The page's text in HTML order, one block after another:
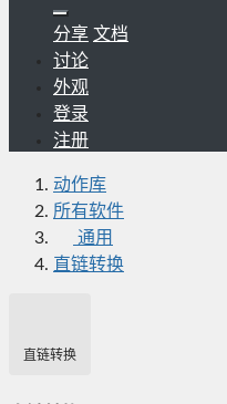
分享 文档
讨论
外观
登录
注册
动作库
所有软件
通用
直链转换
直链转换